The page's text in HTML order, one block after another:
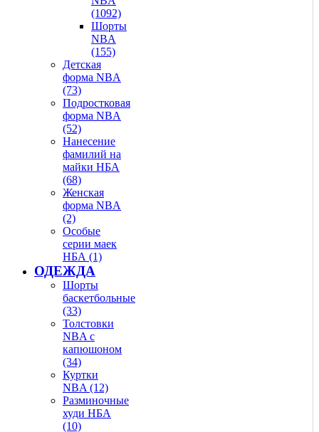
(1092)
Шорты
NBA
(155)
Детская
форма NBA
(73)
Подростковая
форма NBA
(52)
Нанесение
фамилий на
майки НБА
(68)
Женская
форма NBA
(2)
Особые
серии маек
НБА (1)
ОДЕЖДА
Шорты
баскетбольные
(33)
Толстовки
NBA с
капюшоном
(34)
Куртки
NBA (12)
Разминочные
худи НБА
(10)